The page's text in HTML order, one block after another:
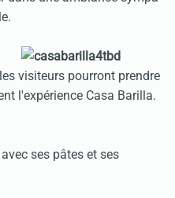
visiteurs pourront prendre
l'expérience Casa Barilla.
ses pâtes et ses